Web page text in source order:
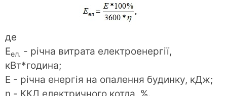
де
Eел. - річна витрата електроенергії,
кВт*година;
E - річна енергія на опалення будинку, кДж;